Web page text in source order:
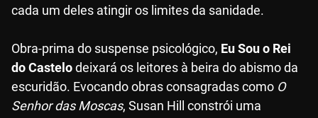
cada um deles atingir os limites da sanidade.
Obra-prima do suspense psicológico, Eu Sou o Rei
do Castelodeixará os leitores à beira do abismo da
escuridão. Evocando obras consagradas como O
Senhor das Moscas, Susan Hill constrói uma